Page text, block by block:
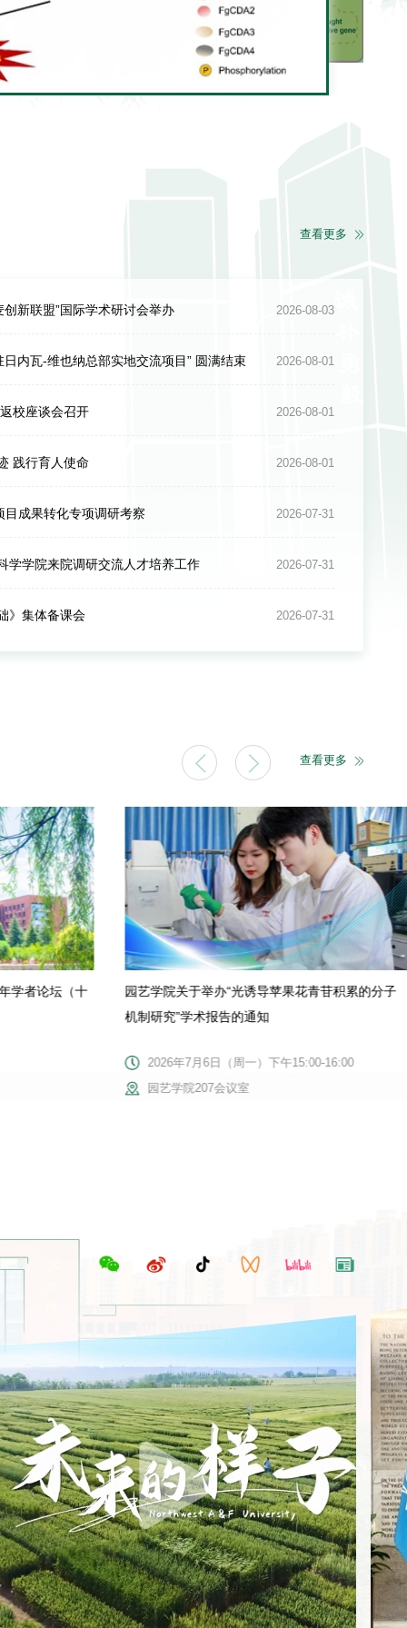
查看更多
创新深度融合发展大会
2026-08-03
新联盟”国际学术研讨会举办
2026-08-01
内瓦-维也纳总部实地交流项目” 圆满结束
2026-08-01
校座谈会召开
2026-08-01
践行育人使命
2026-07-31
目成果转化专项调研考察
2026-07-31
学学院来院调研交流人才培养工作
2026-07-31
》集体备课会
查看更多
学者论坛（十
园艺学院关于举办“光诱导苹果花青苷积累的分子
机制研究”学术报告的通知
2026年7月6日（周一）下午15:00-16:00
园艺学院207会议室